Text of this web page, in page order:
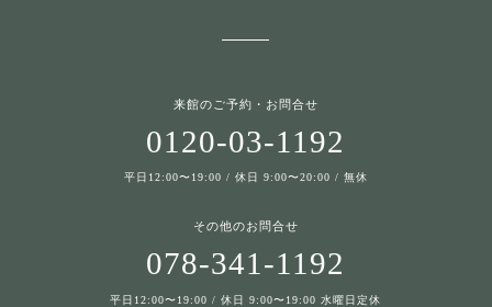
来館のご予約・お問合せ
0120-03-1192
平日12:00〜19:00 / 休日 9:00〜20:00 / 無休
その他のお問合せ
078-341-1192
平日12:00〜19:00 / 休日 9:00〜19:00 水曜日定休